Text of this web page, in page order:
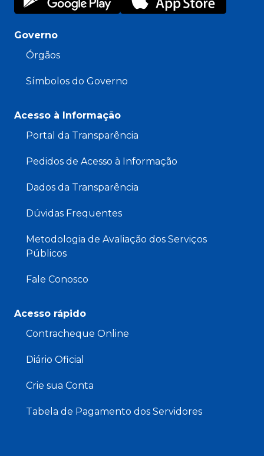
Governo
Órgãos
Símbolos do Governo
Acesso à Informação
Portal da Transparência
Pedidos de Acesso à Informação
Dados da Transparência
Dúvidas Frequentes
Metodologia de Avaliação dos Serviços
Públicos
Fale Conosco
Acesso rápido
Contracheque Online
Diário Oficial
Crie sua Conta
Tabela de Pagamento dos Servidores